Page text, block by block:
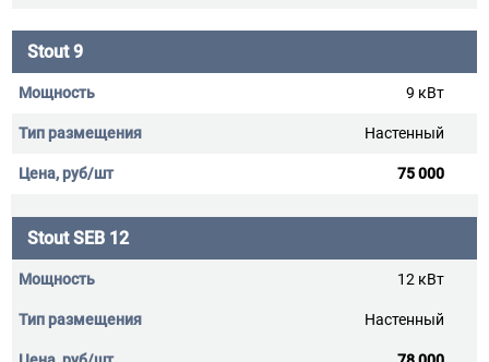
Stout 9
9 кВт
Настенный
75 000
Stout SEB 12
12 кВт
Настенный